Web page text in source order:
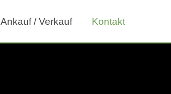
Ankauf / Verkauf Kontakt